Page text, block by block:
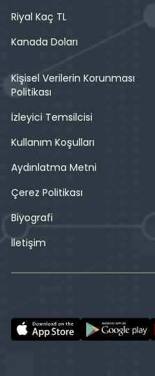
Riyal Kaç TL
Kanada Doları
Kişisel Verilerin Korunması
Politikası
İzleyici Temsilcisi
Kullanım Koşulları
Aydınlatma Metni
Çerez Politikası
Biyografi
İletişim